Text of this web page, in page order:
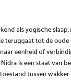
als yogische
teruggaat tot de
eenheid of
is een staat van
tussen